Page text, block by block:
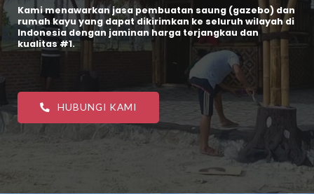
Kami menawarkan jasa pembuatan saung (gazebo) dan
rumah kayu yang dapat dikirimkan ke seluruh wilayah di
Indonesia dengan jaminan harga terjangkau dan
kualitas #1.
HUBUNGI KAMI